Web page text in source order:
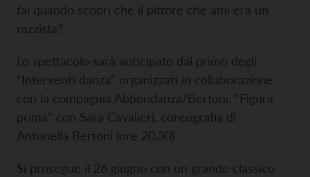
fai quando scopri che il pittore che ami era un
razzista?
Lo spettacolo sarà anticipato dal primo degli
“Interventi danza” organizzati in collaborazione
con la compagnia Abbondanza/Bertoni, “Figura
prima” con Sara Cavalieri, coreografia di
Antonella Bertoni (ore 20.30).
Si prosegue il 26 giugno con un grande classico